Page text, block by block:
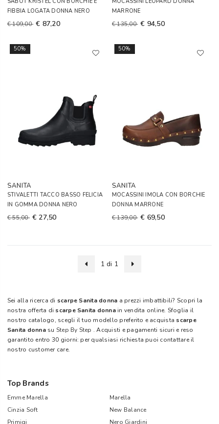
FIBBIA LOGATA DONNA NERO
€ 109,00 € 87,20
MARRONE
€ 135,00 € 94,50
50%
SANITA
STIVALETTI TACCO BASSO FELICIA
IN GOMMA DONNA NERO
€ 55,00 € 27,50
50%
SANITA
MOCASSINI IMOLA CON BORCHIE
DONNA MARRONE
€ 139,00 € 69,50
1 di 1
Sei alla ricerca di scarpe Sanita donna a prezzi imbattibili? Scopri la
nostra offerta di scarpe Sanita donna in vendita online. Sfoglia il
nostro catalogo, scegli il tuo modello preferito e acquista scarpe
Sanita donna su Step By Step . Acquisti e pagamenti sicuri e reso
garantito entro 30 giorni: per qualsiasi richiesta puoi contattare il
nostro customer care.
Top Brands
Emme Marella
Marella
Cinzia Soft
New Balance
Primigi
Nero Giardini